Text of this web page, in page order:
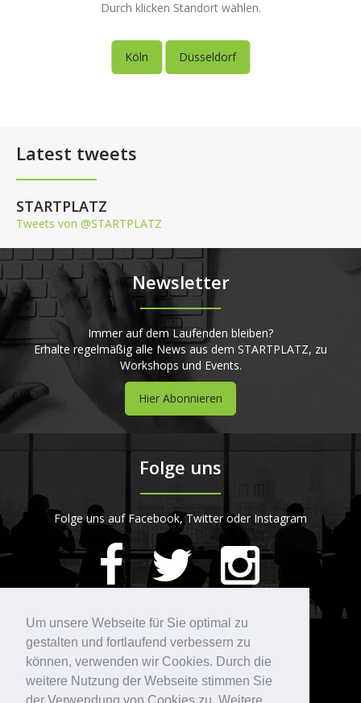
Um unsere Webseite für Sie optimal zu
gestalten und fortlaufend verbessern zu
können, verwenden wir Cookies. Durch die
weitere Nutzung der Webseite stimmen Sie
Durch klicken Standort wählen.
Köln Düsseldorf
Latest tweets
STARTPLATZ
Tweets von @STARTPLATZ
Newsletter
Immer auf dem Laufenden bleiben?
Erhalte regelmäßig alle News aus dem STARTPLATZ, zu
Workshops und Events.
Hier Abonnieren
Folge uns
Folge uns auf Facebook, Twitter oder Instagram
STARTPLATZ
420Bewertungen auf ProvenExpert.com
Kontakt